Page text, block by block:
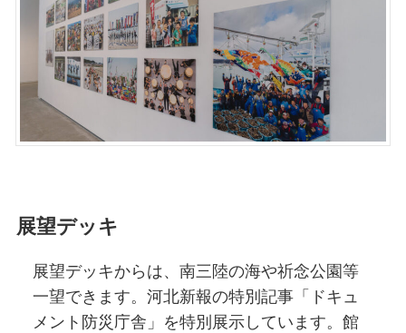
展望デッキ
展望デッキからは、南三陸の海や祈念公園等
一望できます。河北新報の特別記事「ドキュ
メント防災庁舎」を特別展示しています。館